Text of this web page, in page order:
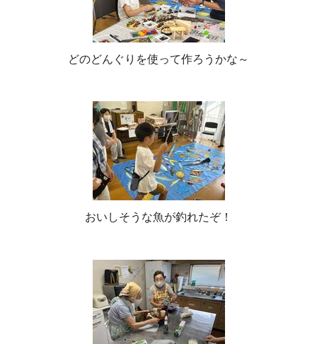
どのどんぐりを使って作ろうかな～
おいしそうな魚が釣れたぞ！